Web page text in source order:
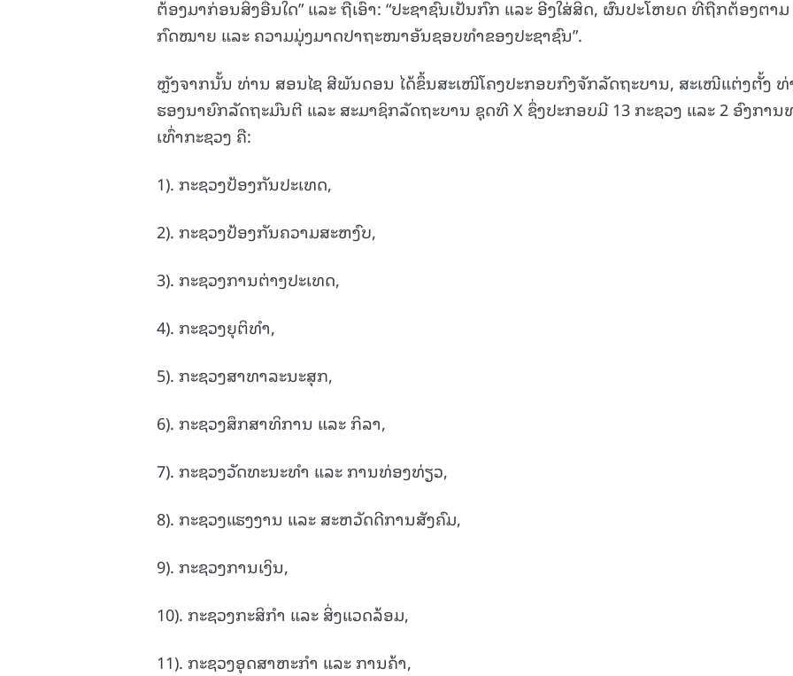
ຕ້ອງມາກ່ອນສິ່ງອື່ນໃດ” ແລະ ຖືເອົາ: “ປະຊາຊົນເປັນກົກ ແລະ ອີງໃສ່ສິດ, ຜົນປະໂຫຍດ ທີ່ຖືກຕ້ອງຕາມ
ກົດໝາຍ ແລະ ຄວາມມຸ່ງມາດປາຖະໜາອັນຊອບທຳຂອງປະຊາຊົນ”.
ຫຼັງຈາກນັ້ນ ທ່ານ ສອນໄຊ ສີພັນດອນ ໄດ້ຂຶ້ນສະເໜີໂຄງປະກອບກົງຈັກລັດຖະບານ, ສະເໜີແຕ່ງຕັ້ງ ທ່
ຮອງນາຍົກລັດຖະມົນຕີ ແລະ ສະມາຊິກລັດຖະບານ ຊຸດທີ X ຊຶ່ງປະກອບມີ 13 ກະຊວງ ແລະ 2 ອົງການ
ເທົ່າກະຊວງ ຄື:
1). ກະຊວງປ້ອງກັນປະເທດ,
2). ກະຊວງປ້ອງກັນຄວາມສະຫງົບ,
3). ກະຊວງການຕ່າງປະເທດ,
4). ກະຊວງຍຸຕິທຳ,
5). ກະຊວງສາທາລະນະສຸກ,
6). ກະຊວງສຶກສາທິການ ແລະ ກິລາ,
7). ກະຊວງວັດທະນະທໍາ ແລະ ການທ່ອງທ່ຽວ,
8). ກະຊວງແຮງງານ ແລະ ສະຫວັດດີການສັງຄົມ,
9). ກະຊວງການເງິນ,
10). ກະຊວງກະສິກຳ ແລະ ສິ່ງແວດລ້ອມ,
11). ກະຊວງອຸດສາຫະກຳ ແລະ ການຄ້າ,